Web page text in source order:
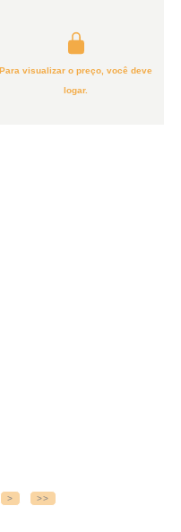
Para visualizar o preço, você deve
logar.
> >>